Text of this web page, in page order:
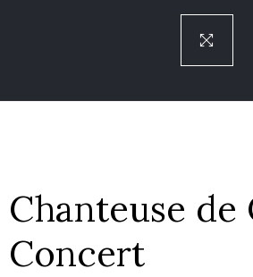
Chanteuse de
Concert